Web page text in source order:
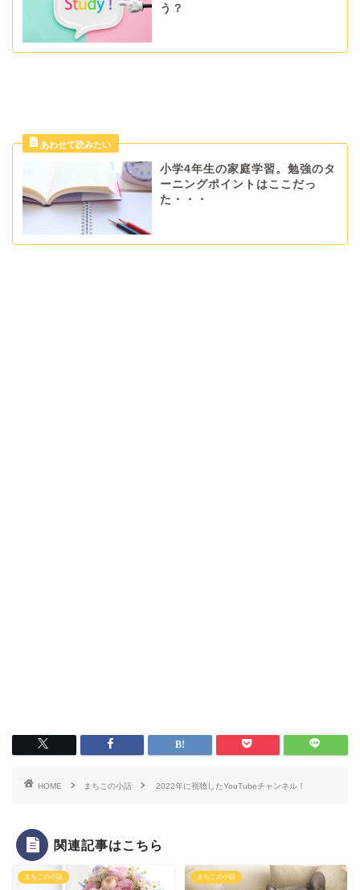
う？
小学4年生の家庭学習。勉強のタ
ーニングポイントはここだっ
た・・・
HOME まちこの小話 2022年に視聴したYouTubeチャンネル！
関連記事はこちら
まちこの小話 まちこの小話